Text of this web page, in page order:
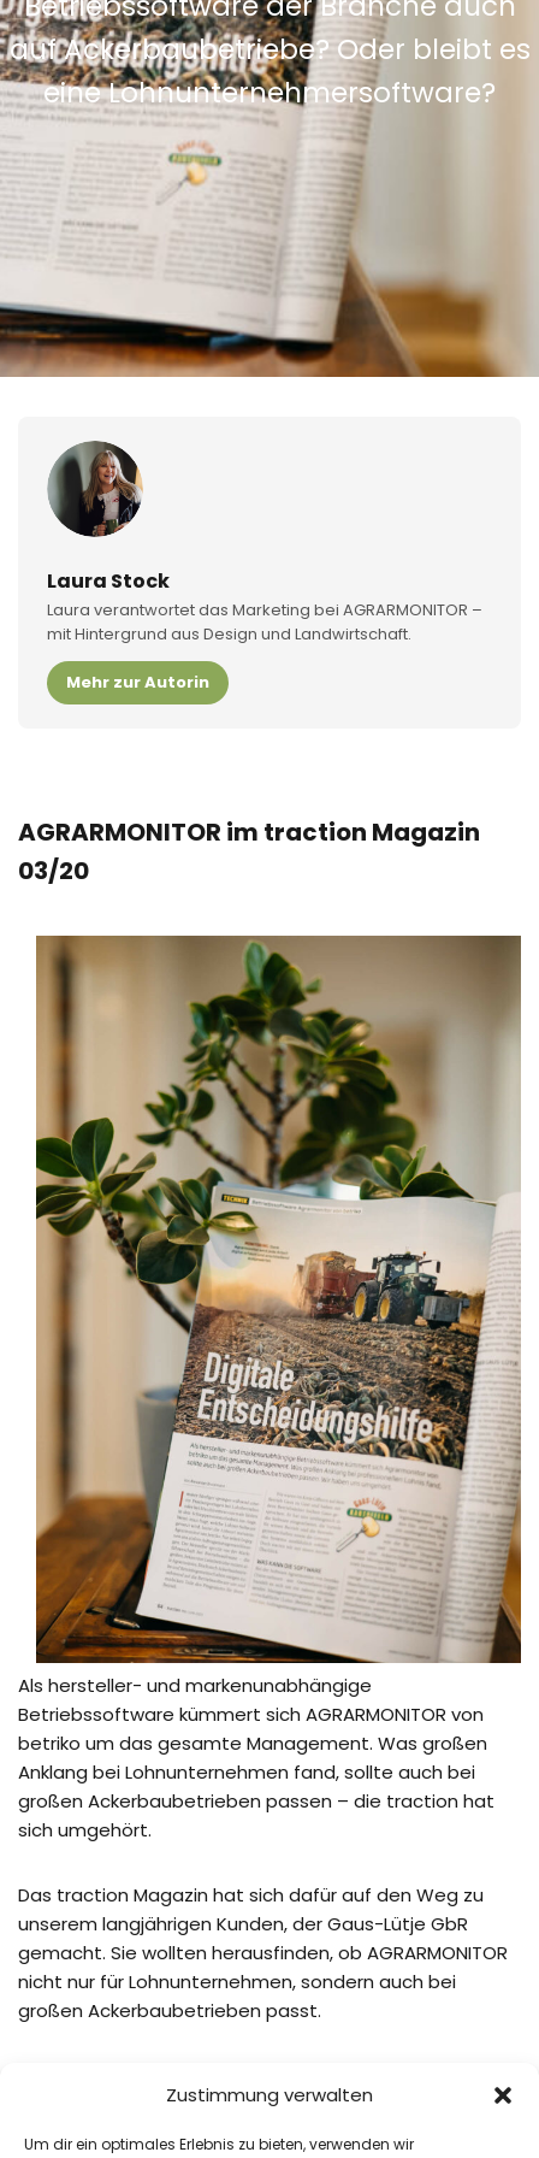
Zustimmung verwalten
Um dir ein optimales Erlebnis zu bieten, verwenden wir
auf Ackerbaubetriebe? Oder bleibt es
eine Lohnunternehmersoftware?
Laura Stock
Laura verantwortet das Marketing bei AGRARMONITOR –
mit Hintergrund aus Design und Landwirtschaft.
Mehr zur Autorin
AGRARMONITOR im traction Magazin
03/20
Als hersteller- und markenunabhängige
Betriebssoftware kümmert sich AGRARMONITOR von
betriko um das gesamte Management. Was großen
Anklang bei Lohnunternehmen fand, sollte auch bei
großen Ackerbaubetrieben passen – die traction hat
sich umgehört.
Das traction Magazin hat sich dafür auf den Weg zu
unserem langjährigen Kunden, der Gaus-Lütje GbR
gemacht. Sie wollten herausfinden, ob AGRARMONITOR
nicht nur für Lohnunternehmen, sondern auch bei
großen Ackerbaubetrieben passt.